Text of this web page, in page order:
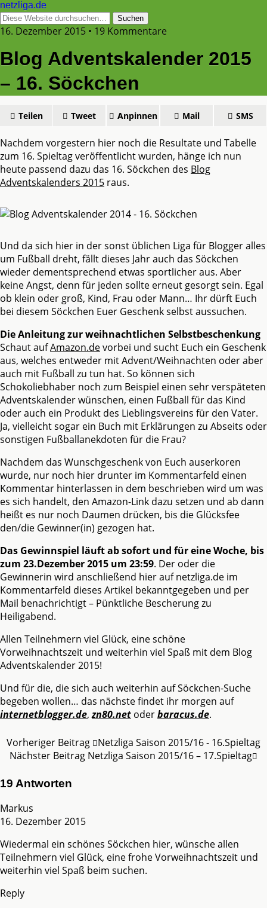
netzliga.de
16. Dezember 2015 • 19 Kommentare
Blog Adventskalender 2015
– 16. Söckchen
Teilen Tweet Anpinnen Mail SMS
Nachdem vorgestern hier noch die Resultate und Tabelle
zum 16. Spieltag veröffentlicht wurden, hänge ich nun
heute passend dazu das 16. Söckchen des Blog
Adventskalenders 2015 raus.
Und da sich hier in der sonst üblichen Liga für Blogger alles
um Fußball dreht, fällt dieses Jahr auch das Söckchen
wieder dementsprechend etwas sportlicher aus. Aber
keine Angst, denn für jeden sollte erneut gesorgt sein. Egal
ob klein oder groß, Kind, Frau oder Mann… Ihr dürft Euch
bei diesem Söckchen Euer Geschenk selbst aussuchen.
Die Anleitung zur weihnachtlichen Selbstbeschenkung
Schaut aufAmazon.devorbei und sucht Euch ein Geschenk
aus, welches entweder mit Advent/Weihnachten oder aber
auch mit Fußball zu tun hat. So können sich
Schokoliebhaber noch zum Beispiel einen sehr verspäteten
Adventskalender wünschen, einen Fußball für das Kind
oder auch ein Produkt des Lieblingsvereins für den Vater.
Ja, vielleicht sogar ein Buch mit Erklärungen zu Abseits oder
sonstigen Fußballanekdoten für die Frau?
Nachdem das Wunschgeschenk von Euch auserkoren
wurde, nur noch hier drunter im Kommentarfeld einen
Kommentar hinterlassen in dem beschrieben wird um was
es sich handelt, den Amazon-Link dazu setzen und ab dann
heißt es nur noch Daumen drücken, bis die Glücksfee
den/die Gewinner(in) gezogen hat.
Das Gewinnspiel läuft ab sofort und für eine Woche, bis
zum 23.Dezember 2015 um 23:59. Der oder die
Gewinnerin wird anschließend hier auf netzliga.de im
Kommentarfeld dieses Artikel bekanntgegeben und per
Mail benachrichtigt – Pünktliche Bescherung zu
Heiligabend.
Allen Teilnehmern viel Glück, eine schöne
Vorweihnachtszeit und weiterhin viel Spaß mit dem Blog
Adventskalender 2015!
Und für die, die sich auch weiterhin auf Söckchen-Suche
begeben wollen… das nächste findet ihr morgen auf
internetblogger.de,zn80.net oderbaracus.de.
Vorheriger Beitrag
Netzliga Saison 2015/16 - 16.Spieltag
Nächster Beitrag Netzliga Saison 2015/16 – 17.Spieltag
19 Antworten
Markus
16. Dezember 2015
Wiedermal ein schönes Söckchen hier, wünsche allen
Teilnehmern viel Glück, eine frohe Vorweihnachtszeit und
weiterhin viel Spaß beim suchen.
Reply